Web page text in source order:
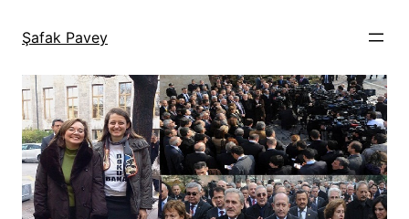
geçŞafak Pavey